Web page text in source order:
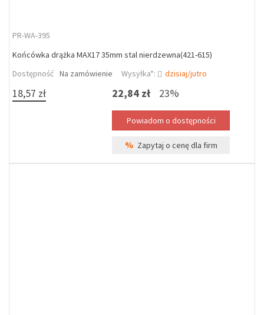
PR-WA-395
Końcówka drążka MAX17 35mm stal nierdzewna(421-615)
Dostępność Na zamówienie Wysyłka*: dzisiaj/jutro
18,57 zł 22,84 zł 23%
% Zapytaj o cenę dla firm